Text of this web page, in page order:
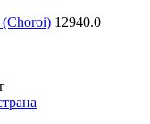
12940.0